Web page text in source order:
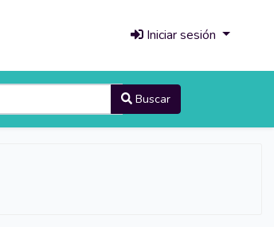
Iniciar sesión
Buscar